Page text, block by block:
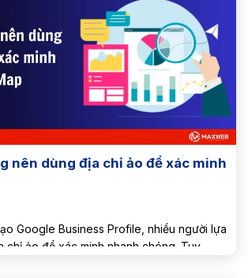
nên dùng địa chỉ ảo để xác minh
Google Business Profile, nhiều người lựa
chỉ ảo để xác minh nhanh chóng. Tuy